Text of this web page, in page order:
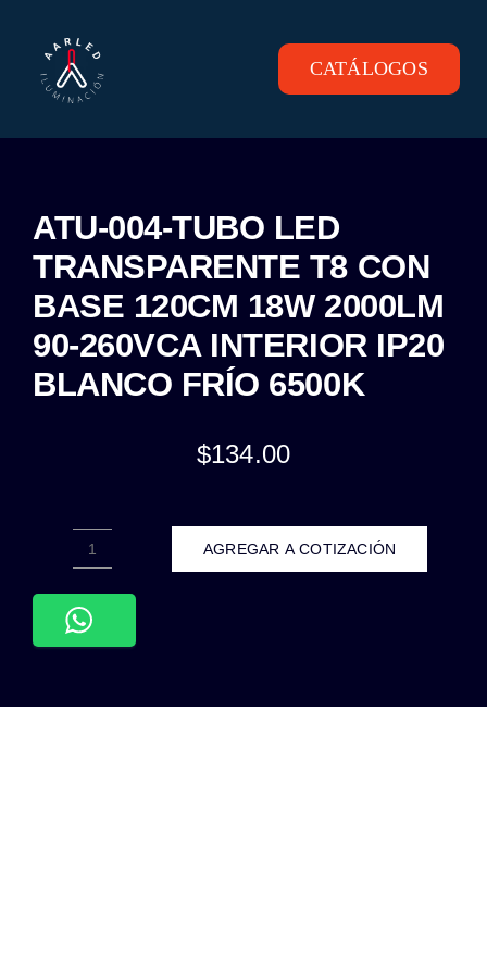
content
INICIO
CONTACTO
CATÁLOGOS
ATU-004-TUBO LED
TRANSPARENTE T8 CON
BASE 120CM 18W 2000LM
90-260VCA INTERIOR IP20
BLANCO FRÍO 6500K
$134.00
TUBO
LED
AGREGAR A COTIZACIÓN